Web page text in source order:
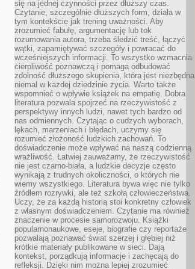
się na jednej czynności przez dłuższy czas.
Czytanie, szczególnie dłuższych form, działa w
tym kontekście jak trening uważności. Aby
zrozumieć fabułę, argumentację lub tok
rozumowania autora, trzeba śledzić treść, łączyć
wątki, zapamiętywać szczegóły i powracać do
wcześniejszych informacji. To wszystko wzmacnia
cierpliwość poznawczą i pomaga odbudować
zdolność dłuższego skupienia, która jest niezbędna
niemal w każdej dziedzinie życia. Warto także
wspomnieć o wpływie książek na empatię. Dobra
literatura pozwala spojrzeć na rzeczywistość z
perspektywy innych ludzi, nawet tych bardzo od
nas odmiennych. Czytając o cudzych wyborach,
lękach, marzeniach i błędach, uczymy się
rozumieć złożoność ludzkich zachowań. To
doświadczenie może wpływać na naszą codzienną
wrażliwość. Łatwiej zauważamy, że rzeczywistość
nie jest czarno-biała, a ludzkie decyzje często
wynikają z trudnych okoliczności, o których nie
wiemy wszystkiego. Literatura bywa więc nie tylko
źródłem rozrywki, ale też szkołą człowieczeństwa.
Uczy, że za każdą historią stoi konkretny człowiek
z własnym doświadczeniem. Czytanie ma również
znaczenie w procesie samorozwoju. Książki
popularnonaukowe, eseje, biografie czy reportaże
pozwalają poznawać świat szerzej i głębiej niż
krótkie materiały publikowane w sieci. Dają
kontekst, porządkują informacje i zachęcają do
refleksji. Dzięki nim można lepiej zrozumieć